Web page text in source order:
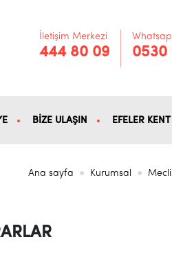
İletişim Merkezi
444 80 09 0530
BİZE ULAŞIN EFELER
Ana sayfa Kurumsal